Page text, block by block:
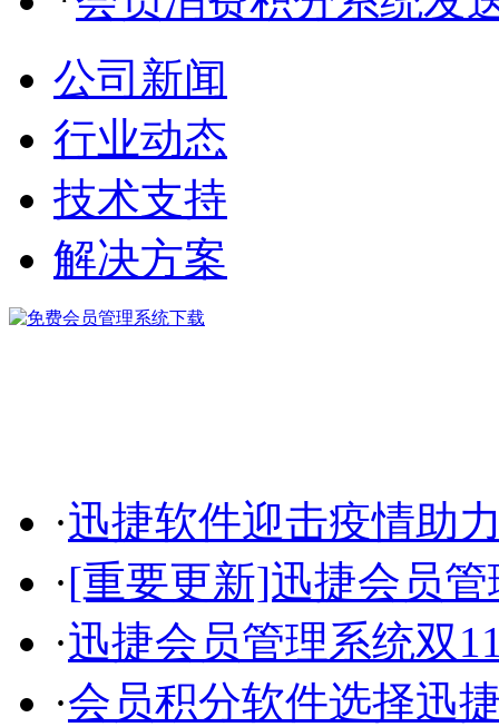
公司新闻
行业动态
技术支持
解决方案
·迅捷软件迎击疫情助
·[重要更新]迅捷会员
·迅捷会员管理系统双
·会员积分软件选择迅